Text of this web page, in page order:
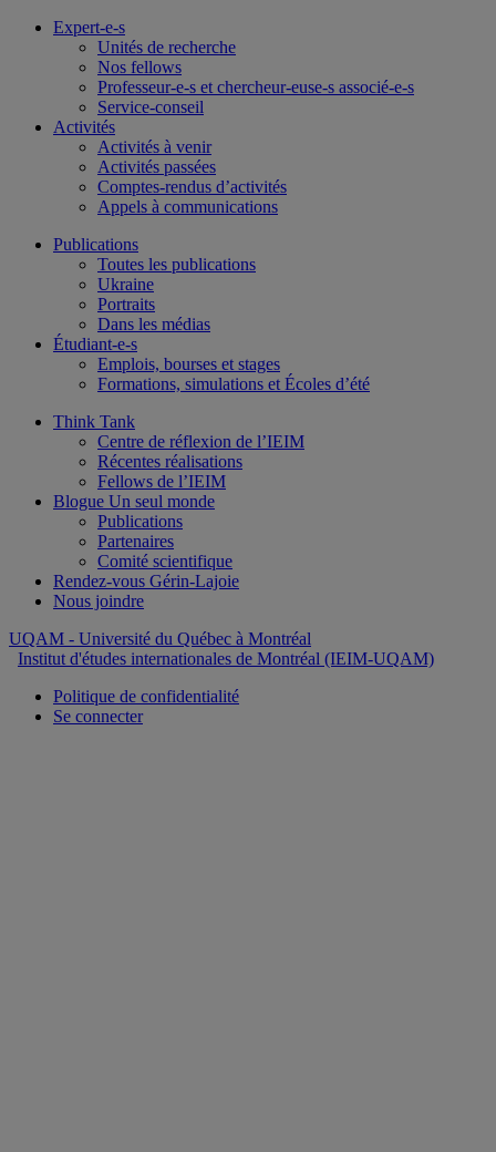
Expert-e-s
Unités de recherche
Nos fellows
Professeur-e-s et chercheur-euse-s associé-e-s
Service-conseil
Activités
Activités à venir
Activités passées
Comptes-rendus d’activités
Appels à communications
Publications
Toutes les publications
Ukraine
Portraits
Dans les médias
Étudiant-e-s
Emplois, bourses et stages
Formations, simulations et Écoles d’été
Think Tank
Centre de réflexion de l’IEIM
Récentes réalisations
Fellows de l’IEIM
Blogue Un seul monde
Publications
Partenaires
Comité scientifique
Rendez-vous Gérin-Lajoie
Nous joindre
UQAM - Université du Québec à Montréal
Institut d'études internationales de Montréal (IEIM-UQAM)
Politique de confidentialité
Se connecter